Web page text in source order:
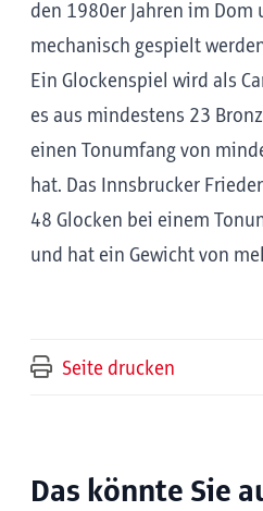
den 1980er Jahren im
mechanisch gespielt
Ein Glockenspiel wird als
es aus mindestens 23
einen Tonumfang von
hat. Das Innsbrucker
48 Glocken bei einem
und hat ein Gewicht von
Seite drucken
Das könnte Sie